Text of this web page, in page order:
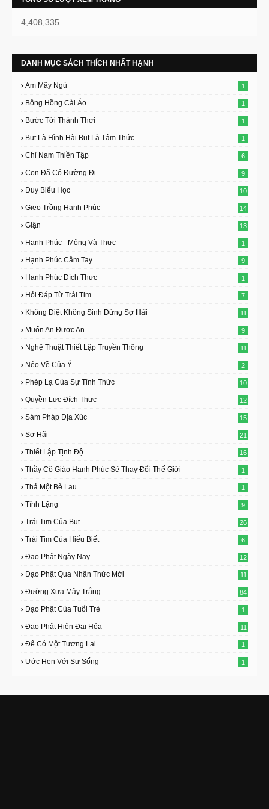
4,408,335
DANH MỤC SÁCH THÍCH NHẤT HẠNH
Am Mây Ngủ 1
Bông Hồng Cài Áo 1
Bước Tới Thảnh Thơi 1
Bụt Là Hình Hài Bụt Là Tâm Thức 1
Chỉ Nam Thiền Tập 6
Con Đã Có Đường Đi 9
Duy Biểu Học 10
Gieo Trồng Hạnh Phúc 14
Giận 13
Hạnh Phúc - Mộng Và Thực 1
Hạnh Phúc Cầm Tay 9
Hạnh Phúc Đích Thực 1
Hỏi Đáp Từ Trái Tim 7
Không Diệt Không Sinh Đừng Sợ Hãi 11
Muốn An Được An 9
Nghệ Thuật Thiết Lập Truyền Thông 11
Nẻo Về Của Ý 2
Phép Lạ Của Sự Tỉnh Thức 10
Quyền Lực Đích Thực 12
Sám Pháp Địa Xúc 15
Sợ Hãi 21
Thiết Lập Tịnh Độ 16
Thầy Cô Giáo Hạnh Phúc Sẽ Thay Đổi Thế Giới 1
Thả Một Bè Lau 1
Tĩnh Lặng 9
Trái Tim Của Bụt 26
Trái Tim Của Hiểu Biết 6
Đạo Phật Ngày Nay 12
Đạo Phật Qua Nhận Thức Mới 11
Đường Xưa Mây Trắng 84
Đạo Phật Của Tuổi Trẻ 1
Đạo Phật Hiện Đại Hóa 11
Để Có Một Tương Lai 1
Ước Hẹn Với Sự Sống 1